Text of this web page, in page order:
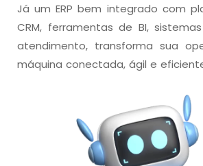
Já um ERP bem integrado com
CRM, ferramentas de BI,
atendimento, transforma sua
máquina conectada, ágil e